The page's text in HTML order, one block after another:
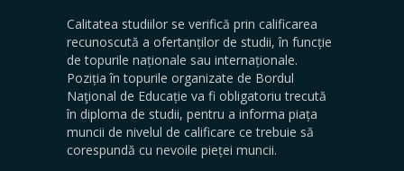
Calitatea studiilor se verifică prin calificarea
recunoscută a ofertanților de studii, în funcție
de topurile naționale sau internaționale.
Poziția în topurile organizate de Bordul
Naţional de Educație va fi obligatoriu trecută
în diploma de studii, pentru a informa piața
muncii de nivelul de calificare ce trebuie să
corespundă cu nevoile pieței muncii.